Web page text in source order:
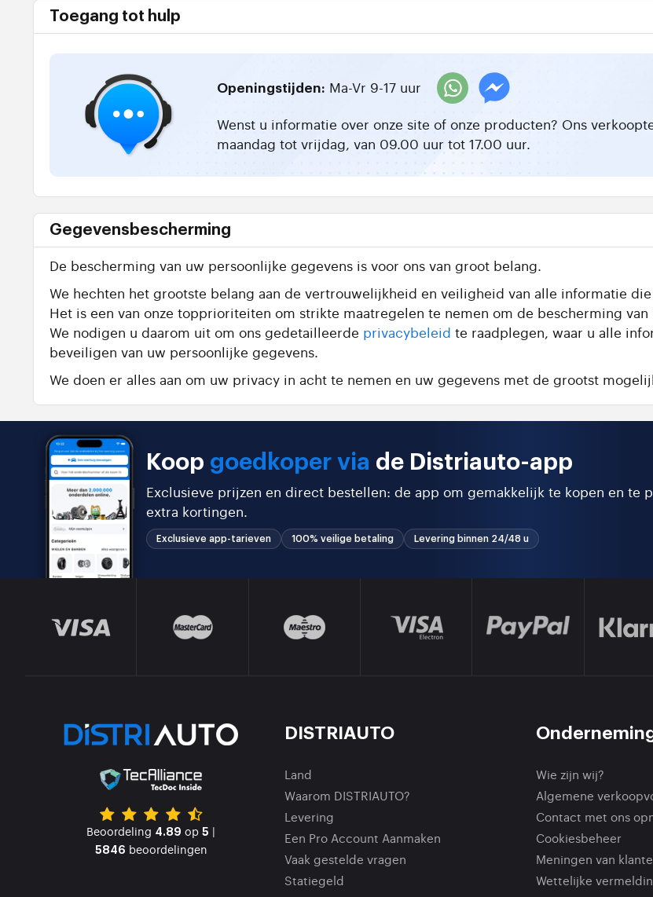
Toegang tot hulp
Openingstijden: Ma-Vr 9-17 uur
Wenst u informatie over onze site of onze producten? Ons
maandag tot vrijdag, van 09.00 uur tot 17.00 uur.
Gegevensbescherming
De bescherming van uw persoonlijke gegevens is voor ons van groot belang.
We hechten het grootste belang aan de vertrouwelijkheid en veiligheid van alle informatie
Het is een van onze topprioriteiten om strikte maatregelen te nemen om de bescherming
We nodigen u daarom uit om ons gedetailleerde privacybeleid te raadplegen, waar u alle
beveiligen van uw persoonlijke gegevens.
We doen er alles aan om uw privacy in acht te nemen en uw gegevens met de grootst
Koop goedkoper via de Distriauto-app
Exclusieve prijzen en direct bestellen: de app om gemakkelijk te kopen en te
extra kortingen.
Exclusieve app-tarieven 100% veilige betaling Levering binnen 24/48 u
Beoordeling 4.89 op 5 |
5846 beoordelingen
DISTRIAUTO
Land
Waarom DISTRIAUTO?
Levering
Een Pro Account Aanmaken
Vaak gestelde vragen
Statiegeld
Wie zijn wij?
Algemene
Contact met ons
Cookiesbeheer
Meningen van
Wettelijke